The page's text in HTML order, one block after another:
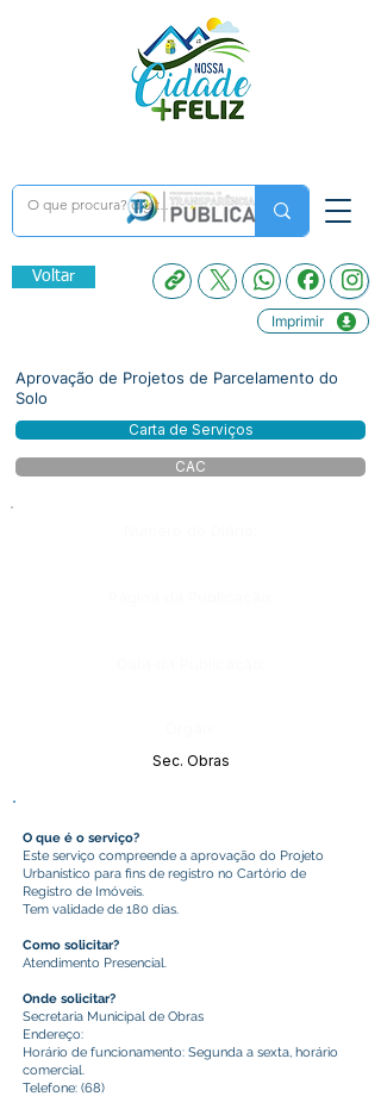
Voltar
Imprimir
Aprovação de Projetos de Parcelamento do
Solo
Carta de Serviços
CAC
Sec. Obras
O que é o serviço?
Este serviço compreende a aprovação do Projeto
Urbanístico para fins de registro no Cartório de
Registro de Imóveis.
Tem validade de 180 dias.
Como solicitar?
Atendimento Presencial.
Onde solicitar?
Secretaria Municipal de Obras
Endereço:
Horário de funcionamento: Segunda a sexta, horário
comercial.
Telefone: (68)